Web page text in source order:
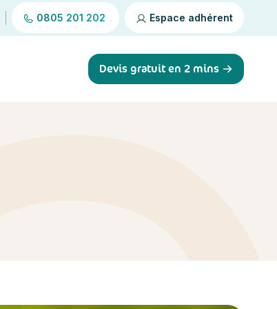
0805 201 202 Espace adhérent
Devis gratuit en 2 mins